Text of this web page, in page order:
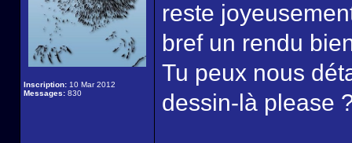
Inscription: 10 Mar 2012
Messages: 830
reste
bref un rendu
Tu peux nous
dessin-là please